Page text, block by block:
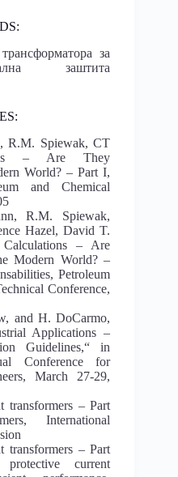
за
заштита
R.M. Spiewak, CT
– Are They
World? – Part I,
and Chemical
R.M. Spiewak,
Hazel, David T.
– Are
Modern World? –
Petroleum
Conference,
and H. DoCarmo,
Applications –
Guidelines,“ in
Conference for
March 27-29,
transformers – Part
International
transformers – Part
current